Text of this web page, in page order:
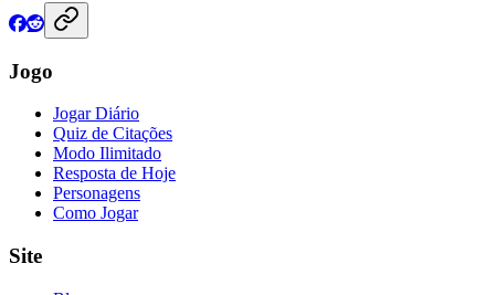
Jogo
Jogar Diário
Quiz de Citações
Modo Ilimitado
Resposta de Hoje
Personagens
Como Jogar
Site